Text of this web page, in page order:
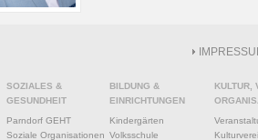
SOZIALES &
GESUNDHEIT
Parndorf GEHT
Soziale Organisationen
BILDUNG &
EINRICHTUNGEN
Kindergärten
Volksschule
KULTUR,